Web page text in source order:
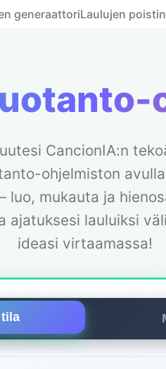
generaattoriLaulujen poistin
CancionIA:n
ohjelmiston
luo, mukauta ja
ajatuksesi lauluiksi
ideasi virtaamassa!